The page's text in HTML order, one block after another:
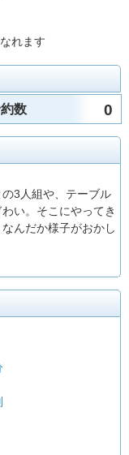
れます
数 0
3人組や、テーブル
い。そこにやってき
んだか様子がおかし